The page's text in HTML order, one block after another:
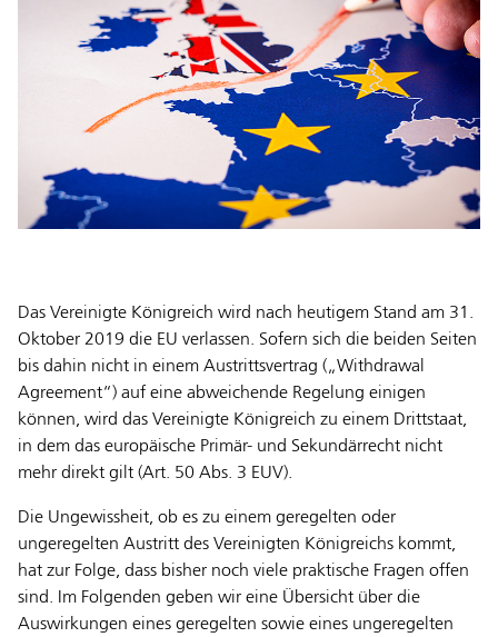
Das Vereinigte Königreich wird nach heutigem Stand am 31.
Oktober 2019 die EU verlassen. Sofern sich die beiden Seiten
bis dahin nicht in einem Austrittsvertrag („Withdrawal
Agreement“) auf eine abweichende Regelung einigen
können, wird das Vereinigte Königreich zu einem Drittstaat,
in dem das europäische Primär- und Sekundärrecht nicht
mehr direkt gilt (Art. 50 Abs. 3 EUV).
Die Ungewissheit, ob es zu einem geregelten oder
ungeregelten Austritt des Vereinigten Königreichs kommt,
hat zur Folge, dass bisher noch viele praktische Fragen offen
sind. Im Folgenden geben wir eine Übersicht über die
Auswirkungen eines geregelten sowie eines ungeregelten